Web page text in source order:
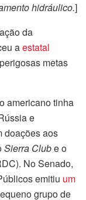
hidráulico.]
da
aestatal
metas
americano tinha
e
doações aos
Sierra Clube o
No Senado,
emitiu um
grupo de